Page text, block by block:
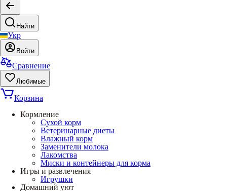
Найти
Укр
Войти
Сравнение
Любимые
Корзина
Кормление
Сухой корм
Ветеринарные диеты
Влажный корм
Заменители молока
Лакомства
Миски и контейнеры для корма
Игры и развлечения
Игрушки
Домашний уют